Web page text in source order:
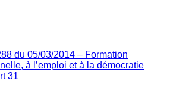
du 05/03/2014 – Formation
à l’emploi et à la démocratie
31